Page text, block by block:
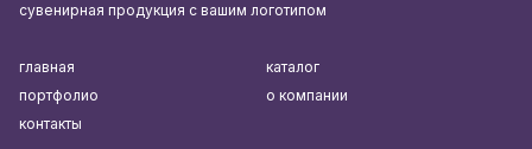
сувенирная продукция с вашим логотипом
главная
каталог
портфолио
о компании
контакты